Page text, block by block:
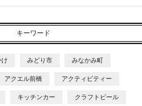
キーワード
け みどり市 みなかみ町
アクエル前橋 アクティビティー
キッチンカー クラフトビール